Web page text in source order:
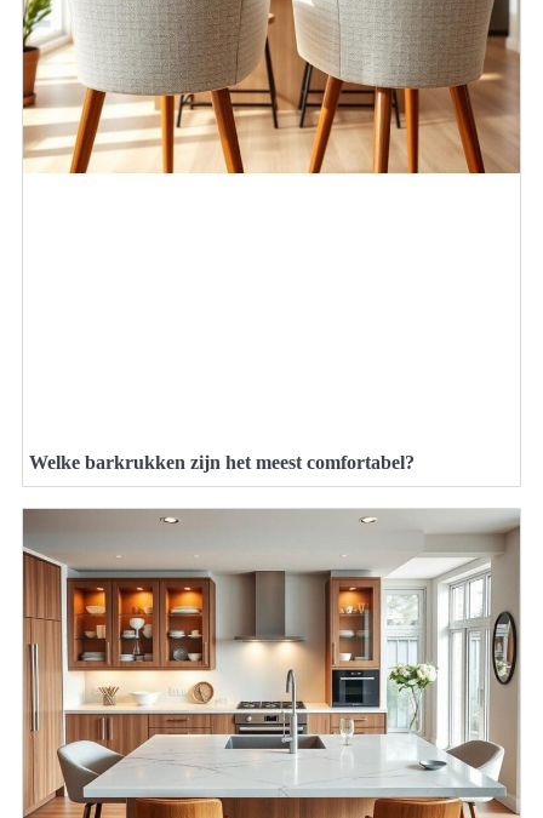
Welke barkrukken zijn het meest comfortabel?